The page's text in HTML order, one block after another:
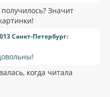
Значит
Санкт-Петербург:
когда читала